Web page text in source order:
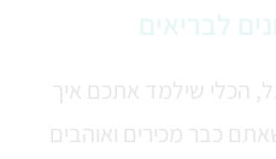
לבריאים
הכלי שילמד אתכם איך
כבר מכירים ואוהבים